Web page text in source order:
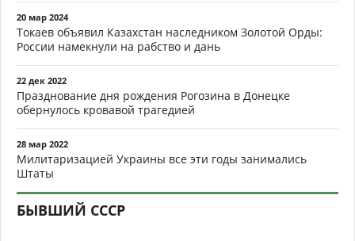
20 мар 2024
Токаев объявил Казахстан наследником Золотой Орды:
России намекнули на рабство и дань
22 дек 2022
Празднование дня рождения Рогозина в Донецке
обернулось кровавой трагедией
28 мар 2022
Милитаризацией Украины все эти годы занимались
Штаты
БЫВШИЙ СССР